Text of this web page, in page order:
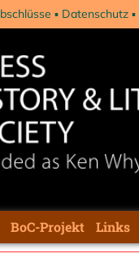
Datenschutz
BoC-Projekt Links